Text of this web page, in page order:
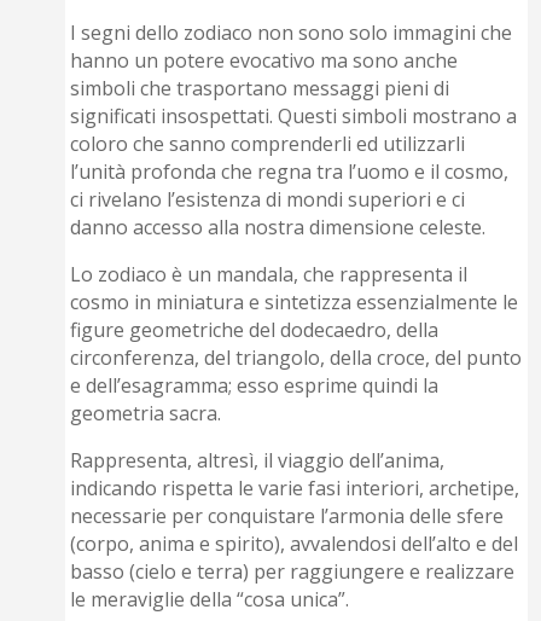
I segni dello zodiaco non sono solo immagini che
hanno un potere evocativo ma sono anche
simboli che trasportano messaggi pieni di
significati insospettati. Questi simboli mostrano a
coloro che sanno comprenderli ed utilizzarli
l’unità profonda che regna tra l’uomo e il cosmo,
ci rivelano l’esistenza di mondi superiori e ci
danno accesso alla nostra dimensione celeste.
Lo zodiaco è un mandala, che rappresenta il
cosmo in miniatura e sintetizza essenzialmente le
figure geometriche del dodecaedro, della
circonferenza, del triangolo, della croce, del punto
e dell’esagramma; esso esprime quindi la
geometria sacra.
Rappresenta, altresì, il viaggio dell’anima,
indicando rispetta le varie fasi interiori, archetipe,
necessarie per conquistare l’armonia delle sfere
(corpo, anima e spirito), avvalendosi dell’alto e del
basso (cielo e terra) per raggiungere e realizzare
le meraviglie della “cosa unica”.